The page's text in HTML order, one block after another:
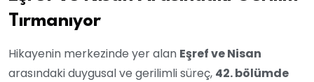
Tırmanıyor
Hikayenin merkezinde yer alan Eşref ve Nisan
arasındaki duygusal ve gerilimli süreç, 42. bölümde